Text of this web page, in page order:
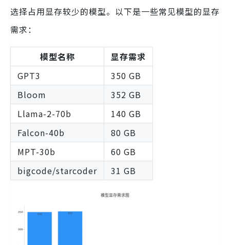
选择占用显存较少的模型。以下是一些常见模型的显存
需求：
模型名称
显存需求
GPT3
350 GB
Bloom
352 GB
Llama-2-70b
140 GB
Falcon-40b
80 GB
MPT-30b
60 GB
bigcode/starcoder
31 GB